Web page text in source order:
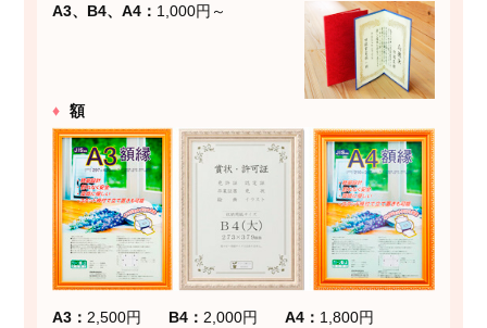
A3、B4、A4
1,000円～
額
A3 2,500円 B4 2,000円 A4 1,800円